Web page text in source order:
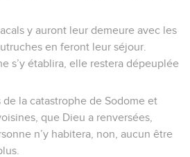
y auront leur demeure avec les
en feront leur séjour.
s’y établira, elle restera dépeuplée
de la catastrophe de Sodome et
que Dieu a renversées,
n’y habitera, non, aucun être